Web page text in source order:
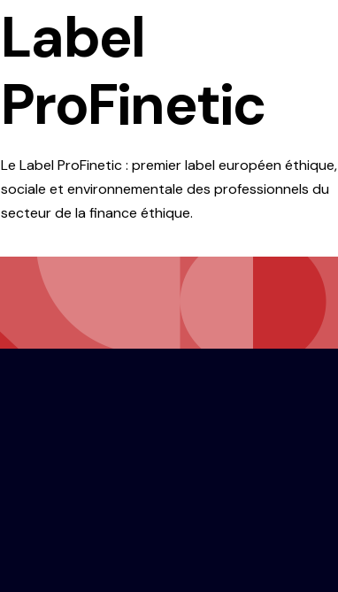
Label
ProFinetic
Le Label ProFinetic: premier label européen éthique,
sociale et environnementale des professionnels du
secteur de la finance éthique.